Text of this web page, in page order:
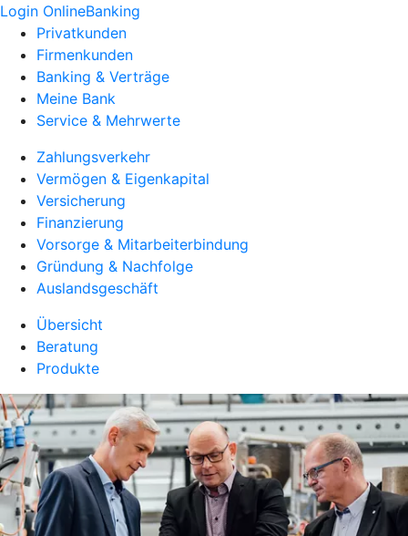
Login OnlineBanking
Privatkunden
Firmenkunden
Banking & Verträge
Meine Bank
Service & Mehrwerte
Zahlungsverkehr
Vermögen & Eigenkapital
Versicherung
Finanzierung
Vorsorge & Mitarbeiterbindung
Gründung & Nachfolge
Auslandsgeschäft
Übersicht
Beratung
Produkte